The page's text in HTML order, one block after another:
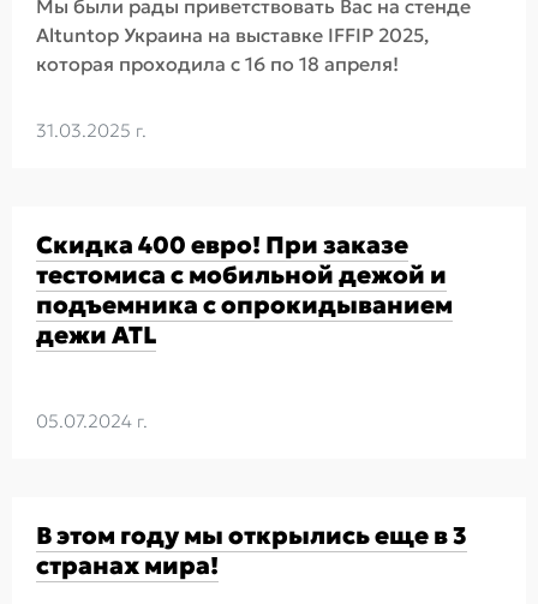
Мы были рады приветствовать Вас на стенде
Altuntop Украина на выставке IFFIP 2025,
которая проходила с 16 по 18 апреля!
31.03.2025 г.
Скидка 400 евро! При заказе
тестомиса с мобильной дежой и
подъемника с опрокидыванием
дежи ATL
05.07.2024 г.
В этом году мы открылись еще в 3
странах мира!